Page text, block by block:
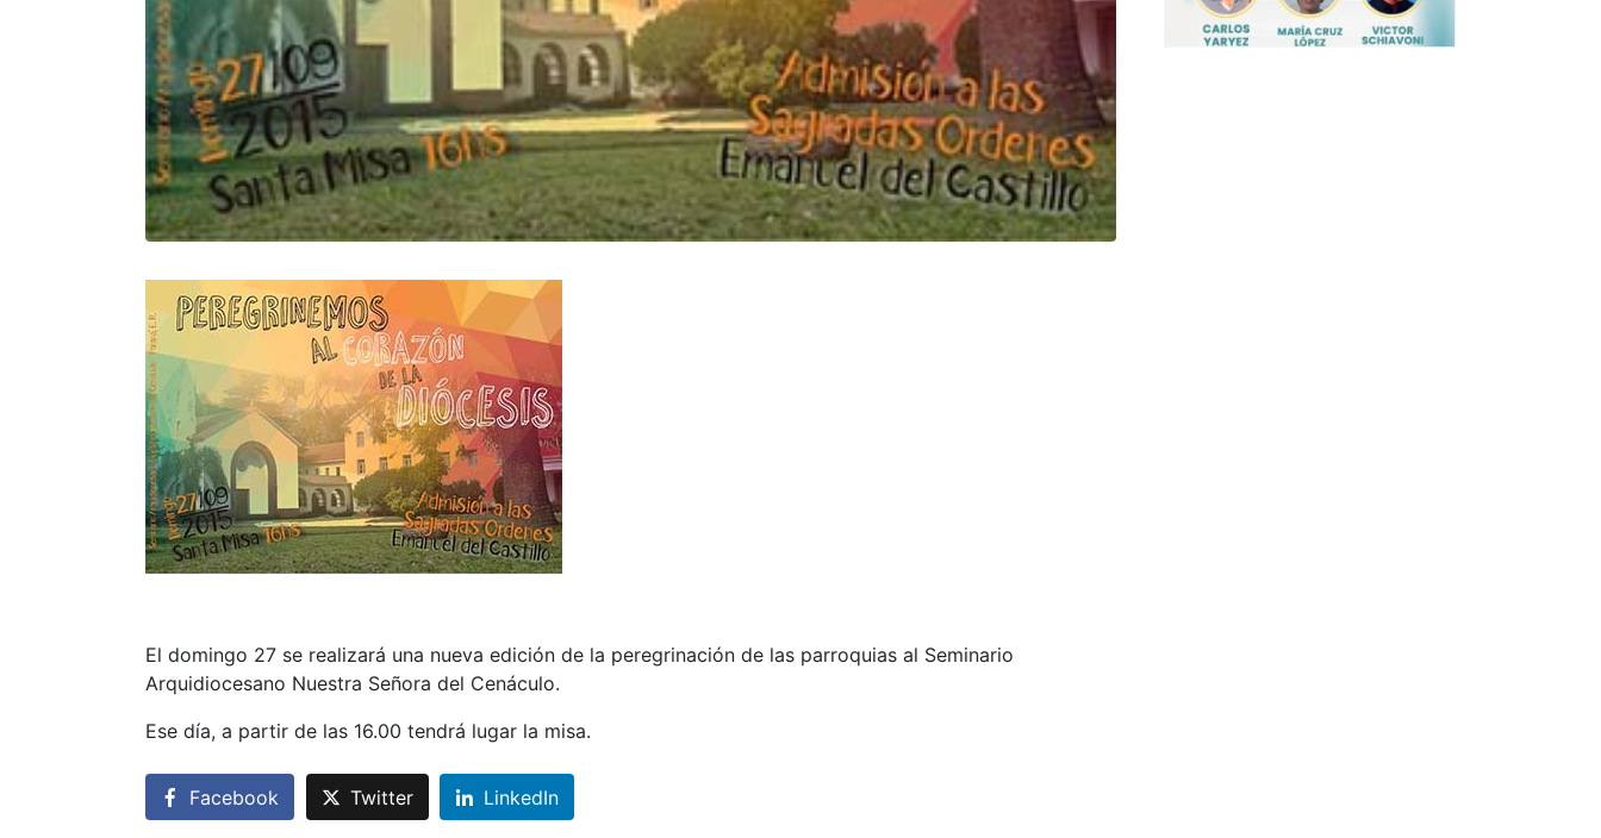
El domingo 27 se realizará una nueva edición de la peregrinación de las parroquias al Seminario
Arquidiocesano Nuestra Señora del Cenáculo.
Ese día, a partir de las 16.00 tendrá lugar la misa.
Facebook Twitter LinkedIn